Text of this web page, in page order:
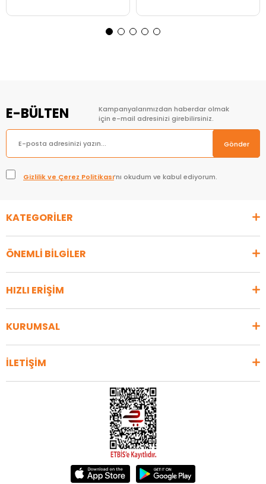
E-BÜLTEN
Kampanyalarımızdan haberdar olmak
için e-mail adresinizi girebilirsiniz.
Gönder
Gizlilik ve Çerez Politikası’nı okudum ve kabul ediyorum.
KATEGORİLER
ÖNEMLİ BİLGİLER
HIZLI ERİŞİM
KURUMSAL
İLETİŞİM